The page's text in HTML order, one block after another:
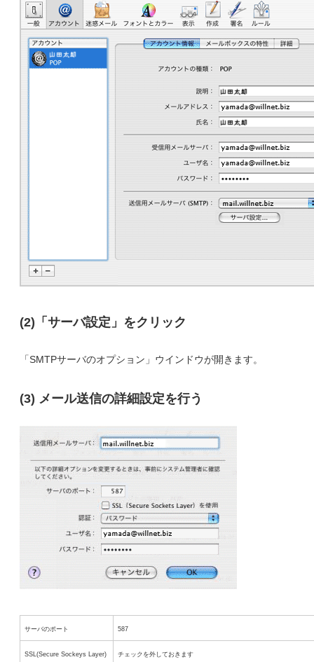
(2)「サーバ設定」をクリック
「SMTPサーバのオプション」ウインドウが開きます。
(3) メール送信の詳細設定を行う
サーバのポート 587
SSL(Secure Sockeys Layer) チェックを外しておきます